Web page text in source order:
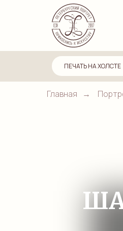
ПЕЧАТЬ НА ХОЛСТЕ
Главная →